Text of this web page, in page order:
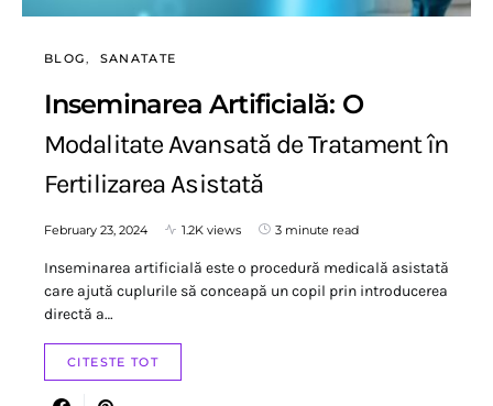
BLOG SANATATE
Inseminarea Artificială: O
Modalitate Avansată de Tratament în
Fertilizarea Asistată
February 23, 2024 1.2K views 3 minute read
Inseminarea artificială este o procedură medicală asistată
care ajută cuplurile să conceapă un copil prin introducerea
directă a…
CITESTE TOT